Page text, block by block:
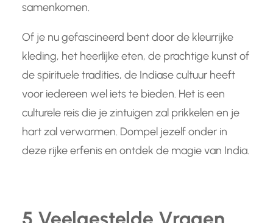
samenkomen.
Of je nu gefascineerd bent door de kleurrijke
kleding, het heerlijke eten, de prachtige kunst of
de spirituele tradities, de Indiase cultuur heeft
voor iedereen wel iets te bieden. Het is een
culturele reis die je zintuigen zal prikkelen en je
hart zal verwarmen. Dompel jezelf onder in
deze rijke erfenis en ontdek de magie van India.